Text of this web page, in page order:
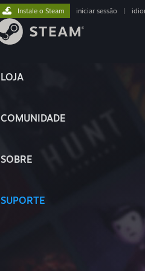
LOJA
COMUNIDADE
SOBRE
SUPORTE
Instale o Steam iniciar sessão